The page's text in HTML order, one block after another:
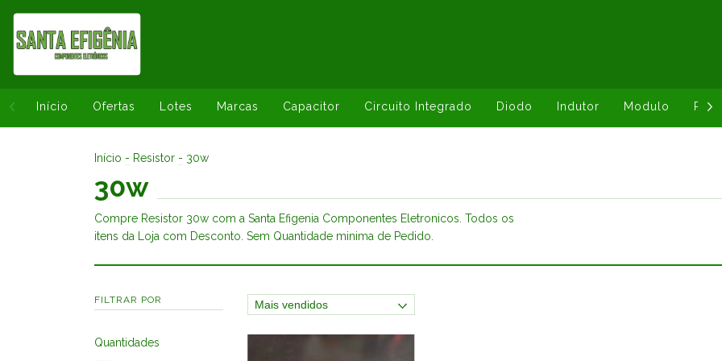
Início Ofertas Lotes Marcas Capacitor Circuito Integrado Diodo Indutor Modulo
Início - Resistor - 30w
30w
Compre Resistor 30w com a Santa Efigenia Componentes Eletronicos. Todos os
itens da Loja com Desconto. Sem Quantidade minima de Pedido.
FILTRAR POR
Quantidades